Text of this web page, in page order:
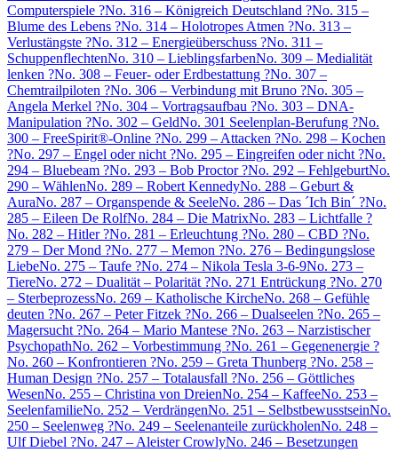
Computerspiele ?No. 316 – Königreich Deutschland ?No. 315 –
Blume des Lebens ?No. 314 – Holotropes Atmen ?No. 313 –
Verlustängste ?No. 312 – Energieüberschuss ?No. 311 –
SchuppenflechtenNo. 310 – LieblingsfarbenNo. 309 – Medialität
lenken ?No. 308 – Feuer- oder Erdbestattung ?No. 307 –
Chemtrailpiloten ?No. 306 – Verbindung mit Bruno ?No. 305 –
Angela Merkel ?No. 304 – Vortragsaufbau ?No. 303 – DNA-
Manipulation ?No. 302 – GeldNo. 301 Seelenplan-Berufung ?No.
300 – FreeSpirit®-Online ?No. 299 – Attacken ?No. 298 – Kochen
?No. 297 – Engel oder nicht ?No. 295 – Eingreifen oder nicht ?No.
294 – Bluebeam ?No. 293 – Bob Proctor ?No. 292 – FehlgeburtNo.
290 – WählenNo. 289 – Robert KennedyNo. 288 – Geburt &
AuraNo. 287 – Organspende & SeeleNo. 286 – Das ´Ich Bin´ ?No.
285 – Eileen De RolfNo. 284 – Die MatrixNo. 283 – Lichtfalle ?
No. 282 – Hitler ?No. 281 – Erleuchtung ?No. 280 – CBD ?No.
279 – Der Mond ?No. 277 – Memon ?No. 276 – Bedingungslose
LiebeNo. 275 – Taufe ?No. 274 – Nikola Tesla 3-6-9No. 273 –
TiereNo. 272 – Dualität – Polarität ?No. 271 Entrückung ?No. 270
– SterbeprozessNo. 269 – Katholische KircheNo. 268 – Gefühle
deuten ?No. 267 – Peter Fitzek ?No. 266 – Dualseelen ?No. 265 –
Magersucht ?No. 264 – Mario Mantese ?No. 263 – Narzistischer
PsychopathNo. 262 – Vorbestimmung ?No. 261 – Gegenenergie ?
No. 260 – Konfrontieren ?No. 259 – Greta Thunberg ?No. 258 –
Human Design ?No. 257 – Totalausfall ?No. 256 – Göttliches
WesenNo. 255 – Christina von DreienNo. 254 – KaffeeNo. 253 –
SeelenfamilieNo. 252 – VerdrängenNo. 251 – SelbstbewusstseinNo.
250 – Seelenweg ?No. 249 – Seelenanteile zurückholenNo. 248 –
Ulf Diebel ?No. 247 – Aleister CrowlyNo. 246 – Besetzungen